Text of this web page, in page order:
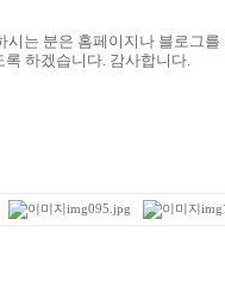
시는 분은 홈페이지나 블로그
하겠습니다. 감사합니다.
img095.jpg